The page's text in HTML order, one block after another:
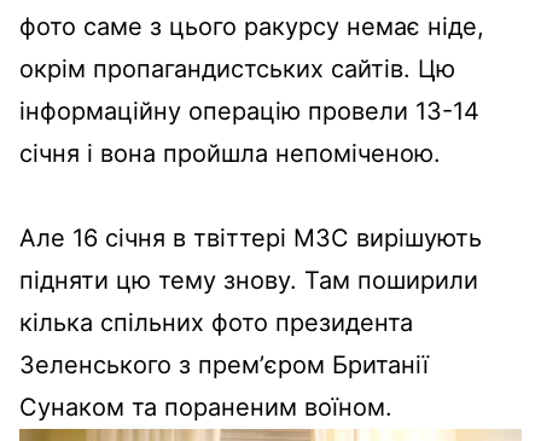
фото саме з цього ракурсу немає ніде,
окрім пропагандистських сайтів. Цю
інформаційну операцію провели 13-14
січня і вона пройшла непоміченою.
Але 16 січня в твіттері МЗС вирішують
підняти цю тему знову. Там поширили
кілька спільних фото президента
Зеленського з премʼєром Британії
Сунаком та пораненим воїном.